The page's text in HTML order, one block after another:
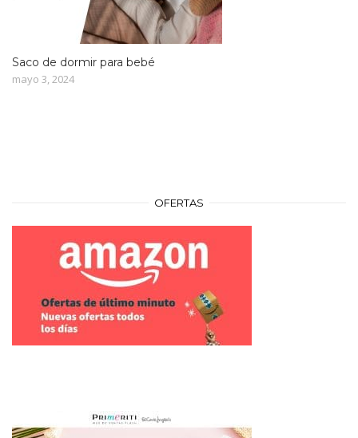
Saco de dormir para bebé
mayo 3, 2024
OFERTAS